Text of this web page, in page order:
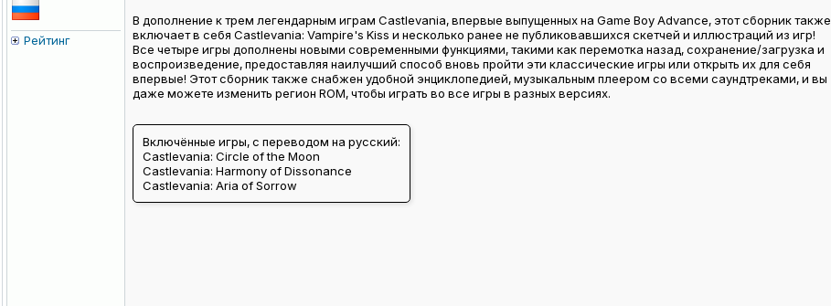
Рейтинг
В дополнение к трем легендарным играм Castlevania, впервые выпущенных на Game Boy Advance, этот сборник также
включает в себя Castlevania: Vampire's Kiss и несколько ранее не публиковавшихся скетчей и иллюстраций из игр!
Все четыре игры дополнены новыми современными функциями, такими как перемотка назад, сохранение/загрузка и
воспроизведение, предоставляя наилучший способ вновь пройти эти классические игры или открыть их для себя
впервые! Этот сборник также снабжен удобной энциклопедией, музыкальным плеером со всеми саундтреками, и вы
даже можете изменить регион ROM, чтобы играть во все игры в разных версиях.
Включённые игры, с переводом на русский:
Castlevania: Circle of the Moon
Castlevania: Harmony of Dissonance
Castlevania: Aria of Sorrow